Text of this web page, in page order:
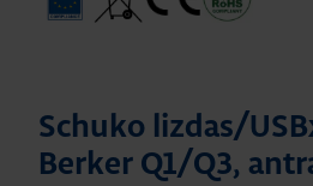
Schuko lizdas/
Berker Q1/Q3,